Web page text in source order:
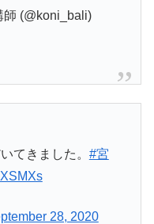
(@koni_bali)
てきました。 #宮
28, 2020